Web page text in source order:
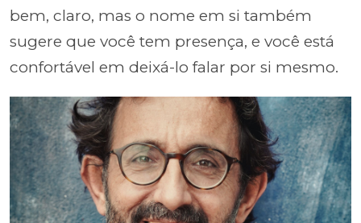
bem, claro, mas o nome em si também
sugere que você tem presença, e você está
confortável em deixá-lo falar por si mesmo.